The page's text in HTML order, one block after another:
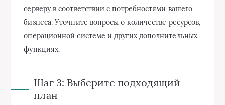
серверу в соответствии с потребностями вашего
бизнеса. Уточните вопросы о количестве ресурсов,
операционной системе и других дополнительных
функциях.
Шаг 3: Выберите подходящий
план